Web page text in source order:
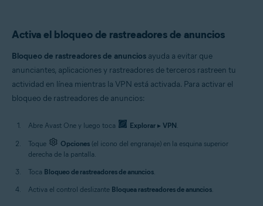
Activa el bloqueo de rastreadores de anuncios
Bloqueo de rastreadores de anuncios ayuda a evitar que
anunciantes, aplicaciones y rastreadores de terceros rastreen tu
actividad en línea mientras la VPN está activada. Para activar el
bloqueo de rastreadores de anuncios:
Abre Avast One y luego toca Explorar ▸ VPN.
Toque Opciones (el icono del engranaje) en la esquina superior
derecha de la pantalla.
Toca Bloqueo de rastreadores de anuncios.
Activa el control deslizante Bloquea rastreadores de anuncios.